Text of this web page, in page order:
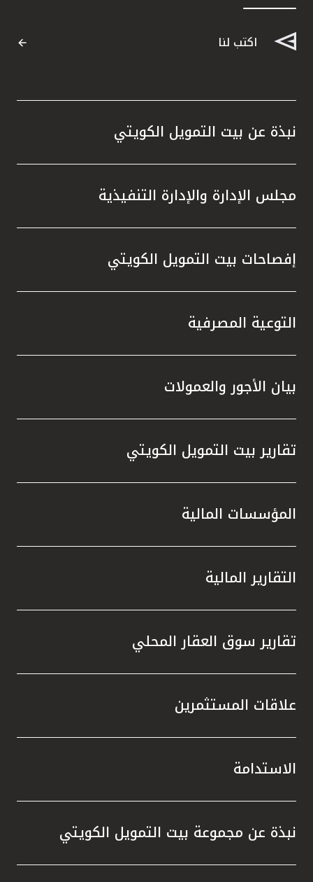
خدمات ما بعد البيع
اتصل بنا
مواقع الفروع وأجهزة الصرف الآلي
ألمانيا
تركيا
مصر
المملكة المتحدة
اكتب لنا
نبذة عن بيت التمويل الكويتي
مجلس الإدارة والإدارة التنفيذية
إفصاحات بيت التمويل الكويتي
التوعية المصرفية
بيان الأجور والعمولات
تقارير بيت التمويل الكويتي
المؤسسات المالية
التقارير المالية
تقارير سوق العقار المحلي
علاقات المستثمرين
الاستدامة
نبذة عن مجموعة بيت التمويل الكويتي